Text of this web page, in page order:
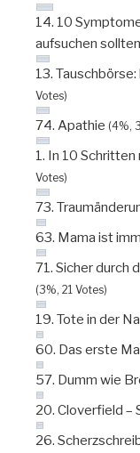
14. 10
aufsuchen sollten
13.
Votes)
74. Apathie (4%,
1. In 10
Votes)
73.
63. Mama ist
71. Sicher durch
(3%, 21 Votes)
19. Tote in der
60. Das erste
57. Dumm wie
20. Cloverfield –
26.